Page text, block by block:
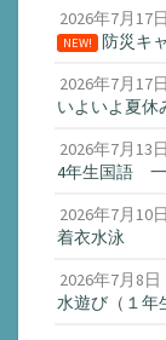
2026年7月17日
NEW!
防災キ
2026年7月17日
いよいよ夏休
2026年7月13日
4年生国語
2026年7月10日
着衣水泳
2026年7月8日
水遊び（１年